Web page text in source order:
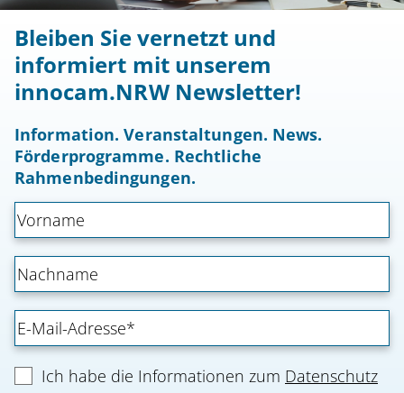
Bleiben Sie vernetzt und
informiert mit unserem
innocam.NRW Newsletter!
Information. Veranstaltungen. News.
Förderprogramme. Rechtliche
Rahmenbedingungen.
Ich habe die Informationen zum Datenschutz